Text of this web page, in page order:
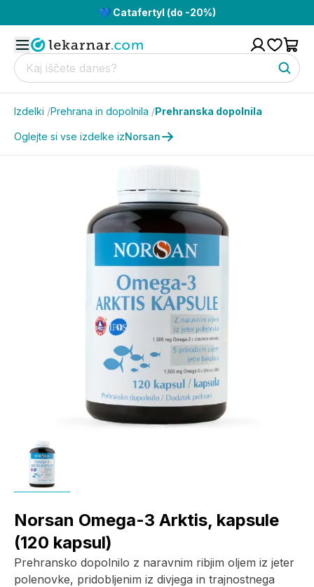
💙 Catafertyl (do -20%)
Izdelki /Prehrana in dopolnila /Prehranska dopolnila
Oglejte si vse izdelke izNorsan
Norsan Omega-3 Arktis, kapsule
(120 kapsul)
Prehransko dopolnilo z naravnim ribjim oljem iz jeter
polenovke, pridobljenim iz divjega in trajnostnega